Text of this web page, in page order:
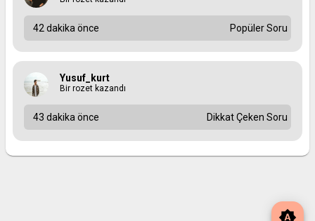
42 dakika önce Popüler Soru
Yusuf_kurt
Bir rozet kazandı
43 dakika önce Dikkat Çeken Soru